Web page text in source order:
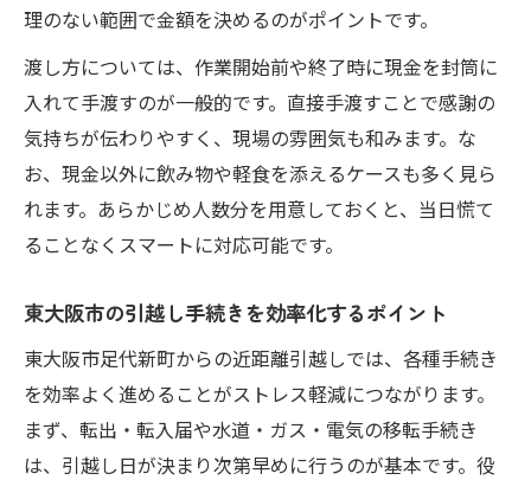
理のない範囲で金額を決めるのがポイントです。
渡し方については、作業開始前や終了時に現金を封筒に
入れて手渡すのが一般的です。直接手渡すことで感謝の
気持ちが伝わりやすく、現場の雰囲気も和みます。な
お、現金以外に飲み物や軽食を添えるケースも多く見ら
れます。あらかじめ人数分を用意しておくと、当日慌て
ることなくスマートに対応可能です。
東大阪市の引越し手続きを効率化するポイント
東大阪市足代新町からの近距離引越しでは、各種手続き
を効率よく進めることがストレス軽減につながります。
まず、転出・転入届や水道・ガス・電気の移転手続き
は、引越し日が決まり次第早めに行うのが基本です。役